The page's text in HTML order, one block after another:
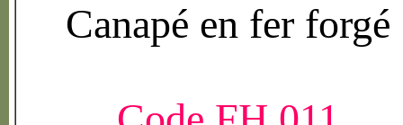
Canapé en fer forgé